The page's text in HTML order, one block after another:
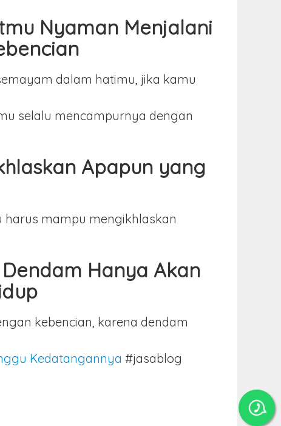
Nyaman Menjalani
dalam hatimu, jika kamu
selalu mencampurnya dengan
Apapun yang
mampu mengikhlaskan
Hanya Akan
kebencian, karena dendam
Kedatangannya #jasablog